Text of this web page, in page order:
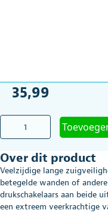
35,99
Wandbeugel
zuignappen
in
60
cm
aantal
Over dit product
Veelzijdige lange
betegelde wanden of
drukschakelaars aan beide
een extreem veerkrachtige